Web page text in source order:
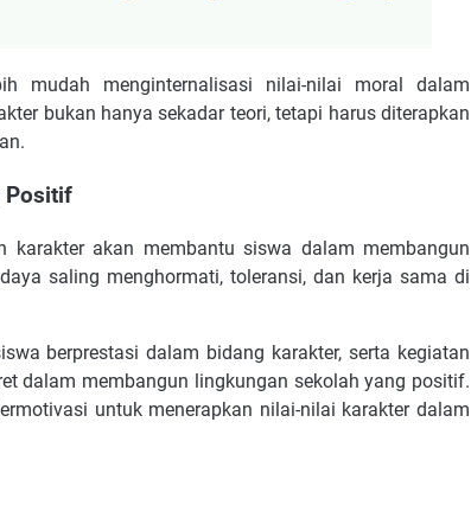
mudah menginternalisasi nilai-nilai moral dalam
bukan hanya sekadar teori, tetapi harus diterapkan
Positif
karakter akan membantu siswa dalam membangun
saling menghormati, toleransi, dan kerja sama di
berprestasi dalam bidang karakter, serta kegiatan
dalam membangun lingkungan sekolah yang positif.
untuk menerapkan nilai-nilai karakter dalam